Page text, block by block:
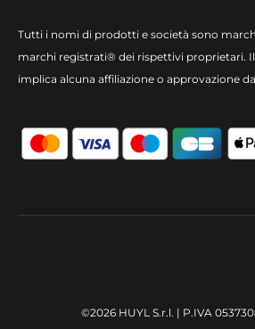
Tutti i nomi di prodotti e società sono
marchi registrati® dei rispettivi proprietari.
implica alcuna affiliazione o approvazione
©2026 HUYL S.r.l. | P.IVA